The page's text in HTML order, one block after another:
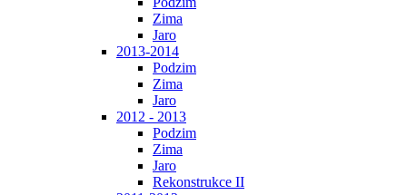
Zima
Jaro
2013-2014
Podzim
Zima
Jaro
2012 - 2013
Podzim
Zima
Jaro
Rekonstrukce II